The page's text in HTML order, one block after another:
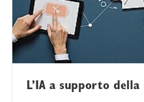
L’IA a supporto